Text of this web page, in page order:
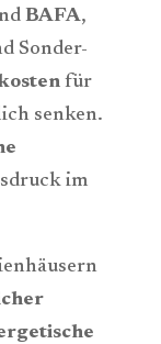
BAFA,
Sonder-
für
senken.
im